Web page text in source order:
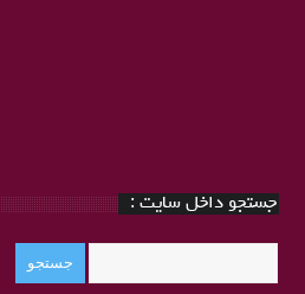
جستجو داخل سایت :